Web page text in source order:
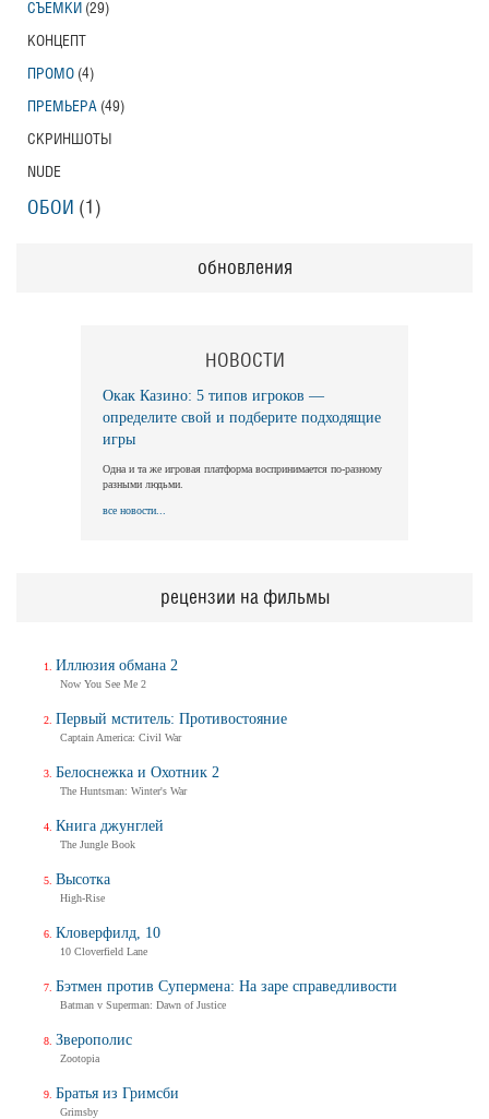
СЪЕМКИ (29)
КОНЦЕПТ
ПРОМО (4)
ПРЕМЬЕРА (49)
СКРИНШОТЫ
NUDE
ОБОИ (1)
обновления
НОВОСТИ
Окак Казино: 5 типов игроков —
определите свой и подберите подходящие
игры
Одна и та же игровая платформа воспринимается по-разному
разными людьми.
все новости...
рецензии на фильмы
Иллюзия обмана 2
Now You See Me 2
Первый мститель: Противостояние
Captain America: Civil War
Белоснежка и Охотник 2
The Huntsman: Winter's War
Книга джунглей
The Jungle Book
Высотка
High-Rise
Кловерфилд, 10
10 Cloverfield Lane
Бэтмен против Супермена: На заре справедливости
Batman v Superman: Dawn of Justice
Зверополис
Zootopia
Братья из Гримсби
Grimsby